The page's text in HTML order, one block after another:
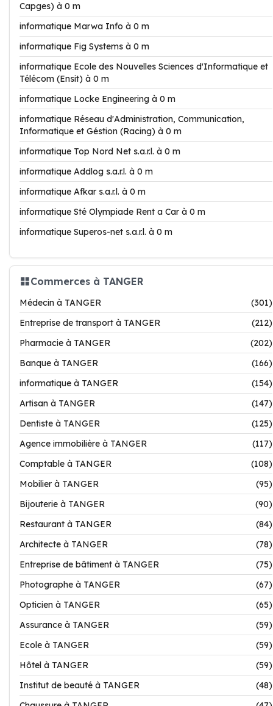
Capges) à 0 m
informatique Marwa Info à 0 m
informatique Fig Systems à 0 m
informatique Ecole des Nouvelles Sciences d'Informatique et
Télécom (Ensit) à 0 m
informatique Locke Engineering à 0 m
informatique Réseau d'Administration, Communication,
Informatique et Géstion (Racing) à 0 m
informatique Top Nord Net s.a.r.l. à 0 m
informatique Addlog s.a.r.l. à 0 m
informatique Afkar s.a.r.l. à 0 m
informatique Sté Olympiade Rent a Car à 0 m
informatique Superos-net s.a.r.l. à 0 m
Commerces à TANGER
Médecin à TANGER
(301)
Entreprise de transport à TANGER
(212)
Pharmacie à TANGER
(202)
Banque à TANGER
(166)
informatique à TANGER
(154)
Artisan à TANGER
(147)
Dentiste à TANGER
(125)
Agence immobilière à TANGER
(117)
Comptable à TANGER
(108)
Mobilier à TANGER
(95)
Bijouterie à TANGER
(90)
Restaurant à TANGER
(84)
Architecte à TANGER
(78)
Entreprise de bâtiment à TANGER
(75)
Photographe à TANGER
(67)
Opticien à TANGER
(65)
Assurance à TANGER
(59)
Ecole à TANGER
(59)
Hôtel à TANGER
(59)
Institut de beauté à TANGER
(48)